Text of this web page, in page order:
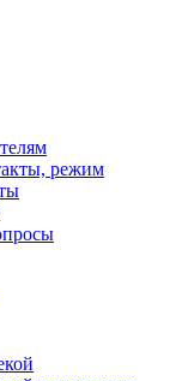
режим